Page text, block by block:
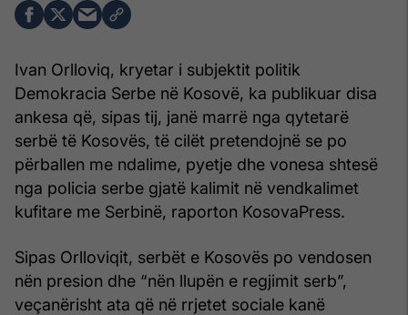
Ivan Orlloviq, kryetar i subjektit politik
Demokracia Serbe në Kosovë, ka publikuar disa
ankesa që, sipas tij, janë marrë nga qytetarë
serbë të Kosovës, të cilët pretendojnë se po
përballen me ndalime, pyetje dhe vonesa shtesë
nga policia serbe gjatë kalimit në vendkalimet
kufitare me Serbinë, raporton KosovaPress.
Sipas Orlloviqit, serbët e Kosovës po vendosen
nën presion dhe “nën llupën e regjimit serb”,
veçanërisht ata që në rrjetet sociale kanë